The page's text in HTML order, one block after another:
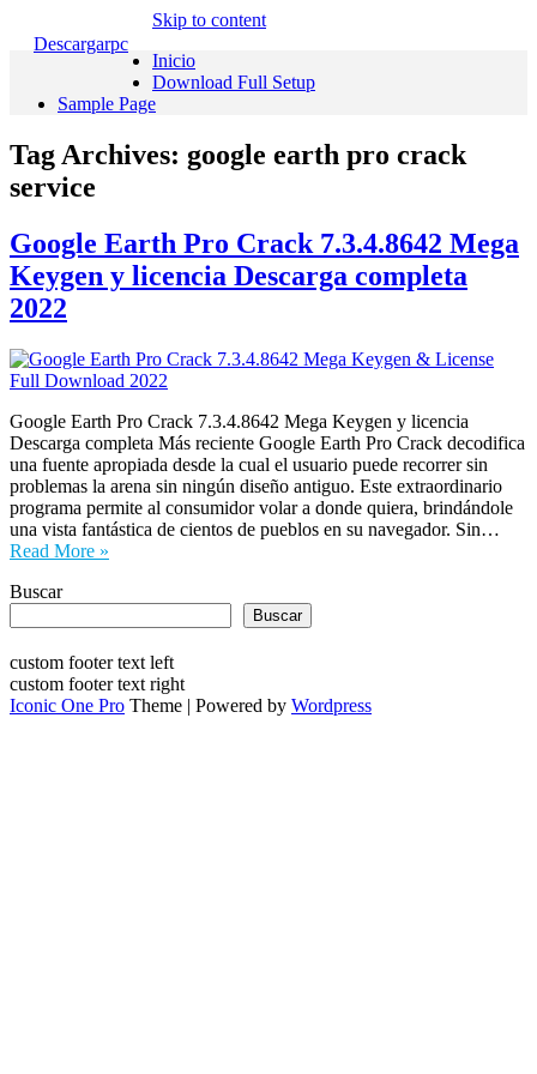
Descargarpc
Skip to content
Inicio
Download Full Setup
Sample Page
Tag Archives: google earth pro crack
service
Google Earth Pro Crack 7.3.4.8642 Mega
Keygen y licencia Descarga completa
2022
Google Earth Pro Crack 7.3.4.8642 Mega Keygen y licencia
Descarga completa Más reciente Google Earth Pro Crack decodifica
una fuente apropiada desde la cual el usuario puede recorrer sin
problemas la arena sin ningún diseño antiguo. Este extraordinario
programa permite al consumidor volar a donde quiera, brindándole
una vista fantástica de cientos de pueblos en su navegador. Sin…
Read More »
Buscar
Buscar
custom footer text left
custom footer text right
Iconic One Pro Theme | Powered by Wordpress